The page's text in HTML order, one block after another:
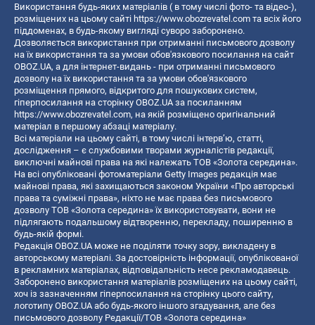
Використання будь-яких матеріалів ( в тому числі фото- та відео-),
розміщених на цьому сайті https://www.obozrevatel.com та всіх його
піддоменах, в будь-якому вигляді суворо заборонено.
Дозволяється використання при отриманні письмового дозволу
на їх використання та за умови обов'язкового посилання на сайт
OBOZ.UA, а для інтернет-видань - при отриманні письмового
дозволу на їх використання та за умови обов'язкового
розміщення прямого, відкритого для пошукових систем,
гіперпосилання на сторінку OBOZ.UA за посиланням
https://www.obozrevatel.com, на якій розміщено оригінальний
матеріал в першому абзаці матеріалу.
Всі матеріали на цьому сайті, в тому числі інтерв’ю, статті,
дослідження – є службовими творами журналістів редакції,
виключні майнові права на які належать ТОВ «Золота середина».
На всі опубліковані фотоматеріали Getty Images редакція має
майнові права, які захищаються законом України «Про авторські
права та суміжні права», ніхто не має права без письмового
дозволу ТОВ «Золота середина» їх використовувати, вони не
підлягають подальшому відтворенню, перекладу, поширенню в
будь-якій формі.
Редакція OBOZ.UA може не поділяти точку зору, викладену в
авторському матеріалі. За достовірність інформації, опублікованої
в рекламних матеріалах, відповідальність несе рекламодавець.
Заборонено використання матеріалів розміщених на цьому сайті,
хоч із зазначенням гіперпосилання на сторінку цього сайту,
логотипу OBOZ.UA або будь-якого іншого згадування, але без
письмового дозволу Редакції/ТОВ «Золота середина»